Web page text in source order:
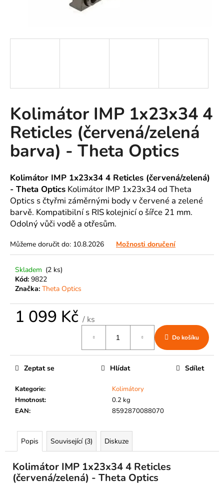
Kolimátor IMP 1x23x34 4
Reticles (červená/zelená
barva) - Theta Optics
Kolimátor IMP 1x23x34 4 Reticles (červená/zelená)
- Theta Optics Kolimátor IMP 1x23x34 od Theta
Optics s čtyřmi záměrnými body v červené a zelené
barvě. Kompatibilní s RIS kolejnicí o šířce 21 mm.
Odolný vůči vodě a otřesům.
Můžeme doručit do: 10.8.2026 Možnosti doručení
Skladem (2 ks)
Kód: 9822
Značka: Theta Optics
1 099 Kč / ks
Do košíku
Kategorie:
Kolimátory
Hmotnost:
0.2 kg
EAN: 8592870088070
Zeptat se Hlídat Sdílet
Popis Související (3) Diskuze
Kolimátor IMP 1x23x34 4 Reticles
(červená/zelená) - Theta Optics
Í
HLEDAT
D
p
o
r
u
č
j
e
m
e